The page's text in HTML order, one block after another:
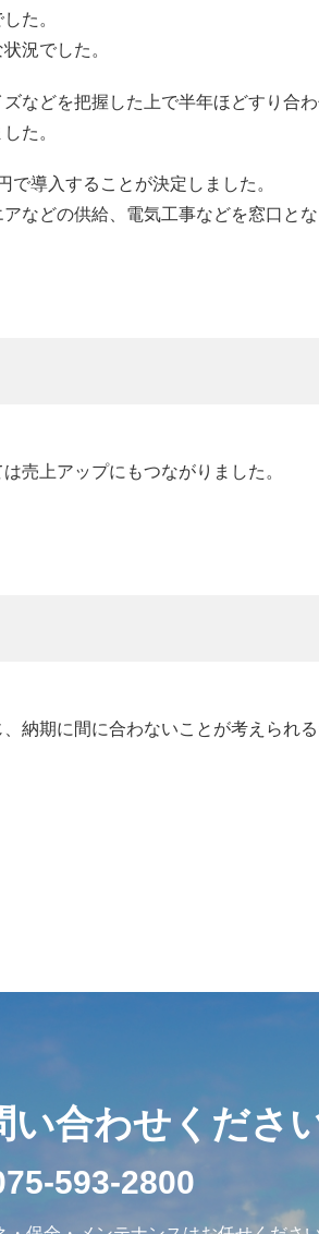
た。
況でした。
などを把握した上で半年ほどすり合
た。
導入することが決定しました。
などの供給、電気工事などを窓口とな
売上アップにもつながりました。
納期に間に合わないことが考えられ
い合わせくださ
593-2800